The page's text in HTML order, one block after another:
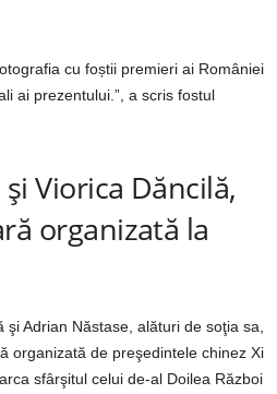
cu foștii premieri ai României
ai prezentului.”, a scris fostul
Viorica Dăncilă,
organizată la
Adrian Năstase, alături de soţia sa,
organizată de preşedintele chinez Xi
sfârşitul celui de-al Doilea Război